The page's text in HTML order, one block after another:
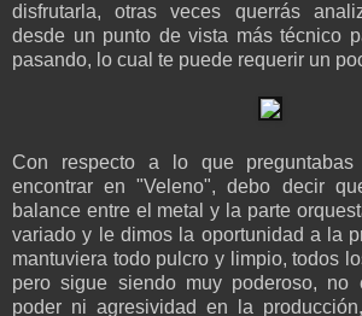
disfrutarla, otras veces querrás
desde un punto de vista más técnico
pasando, lo cual te puede requerir un
Con respecto a lo que
encontrar en "Veleno", debo decir
balance entre el metal y la parte
variado y le dimos la oportunidad a la
mantuviera todo pulcro y limpio, todos
pero sigue siendo muy poderoso, no
poder ni agresividad en la